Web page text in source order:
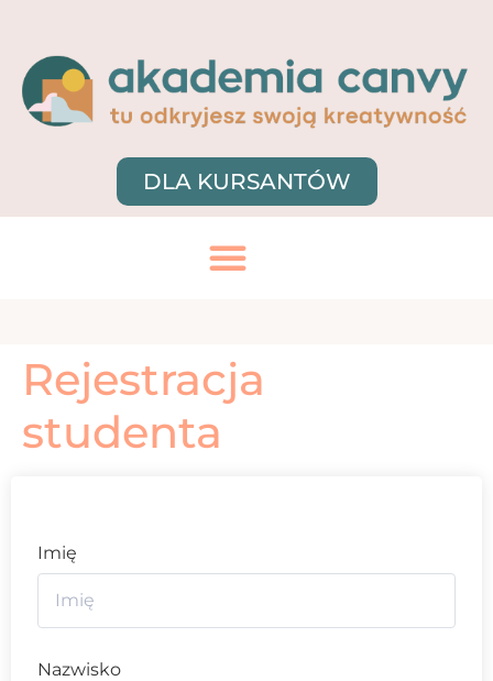
DLA KURSANTÓW
Rejestracja
studenta
Imię
Nazwisko